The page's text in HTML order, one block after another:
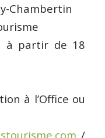
Chambertin
à partir de 18
à l’Office ou
/